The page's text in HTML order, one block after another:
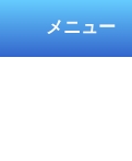
メニュー